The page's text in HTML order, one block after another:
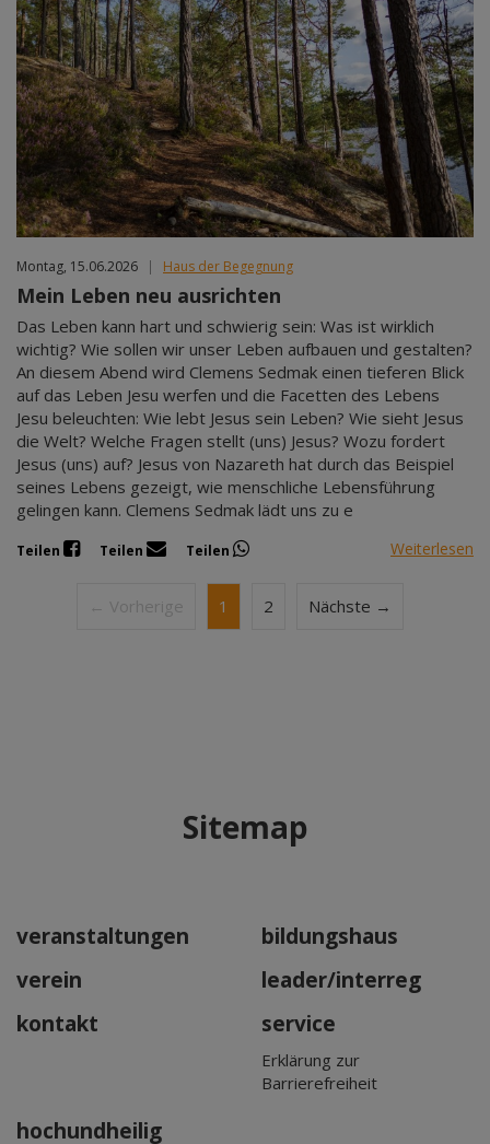
Montag, 15.06.2026 | Haus der Begegnung
Mein Leben neu ausrichten
Das Leben kann hart und schwierig sein: Was ist wirklich
wichtig? Wie sollen wir unser Leben aufbauen und gestalten?
An diesem Abend wird Clemens Sedmak einen tieferen Blick
auf das Leben Jesu werfen und die Facetten des Lebens
Jesu beleuchten: Wie lebt Jesus sein Leben? Wie sieht Jesus
die Welt? Welche Fragen stellt (uns) Jesus? Wozu fordert
Jesus (uns) auf? Jesus von Nazareth hat durch das Beispiel
seines Lebens gezeigt, wie menschliche Lebensführung
gelingen kann. Clemens Sedmak lädt uns zu e
Teilen Teilen Teilen Weiterlesen
← Vorherige 1 2 Nächste →
Sitemap
veranstaltungen
bildungshaus
verein
leader/interreg
kontakt
service
Erklärung zur
Barrierefreiheit
hochundheilig